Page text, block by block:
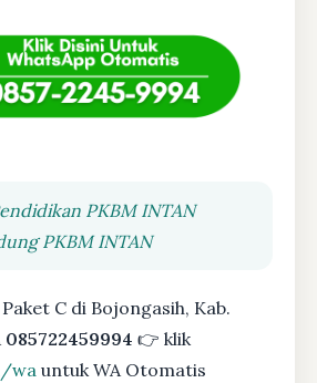
PKBM INTAN
PKBM INTAN
C di Bojongasih, Kab.
085722459994 👉 klik
wa untuk WA Otomatis